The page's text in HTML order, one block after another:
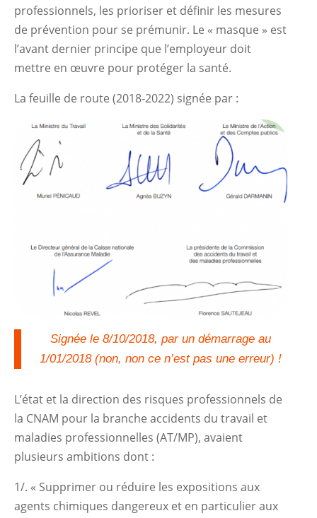
professionnels, les prioriser et définir les mesures
de prévention pour se prémunir. Le « masque » est
l’avant dernier principe que l’employeur doit
mettre en œuvre pour protéger la santé.
La feuille de route (2018-2022) signée par :
Signée le 8/10/2018, par un démarrage au
1/01/2018 (non, non ce n’est pas une erreur) !
L’état et la direction des risques professionnels de
la CNAM pour la branche accidents du travail et
maladies professionnelles (AT/MP), avaient
plusieurs ambitions dont :
1/. « Supprimer ou réduire les expositions aux
agents chimiques dangereux et en particulier aux